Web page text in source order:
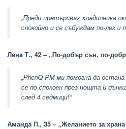
„Преди претърсвах хладилника
спокойно и се събуждам по-лек и
Лена Т., 42 – „По-добър сън, по-
„PhenQ PM ми помогна да
се по-спокоен през нощта и
след 4 седмици!“
Аманда П., 35 – „Желанието за храна